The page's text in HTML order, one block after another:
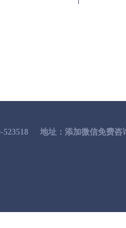
523518 地址：添加微信免费